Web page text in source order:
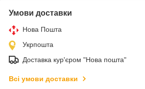
Умови доставки
Нова Пошта
Укрпошта
Доставка кур'єром "Нова пошта"
Всі умови доставки